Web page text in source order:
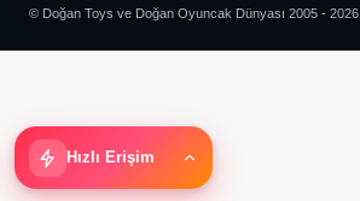
© Doğan Toys ve Doğan Oyuncak Dünyası 2005 - 2026
Hızlı Erişim